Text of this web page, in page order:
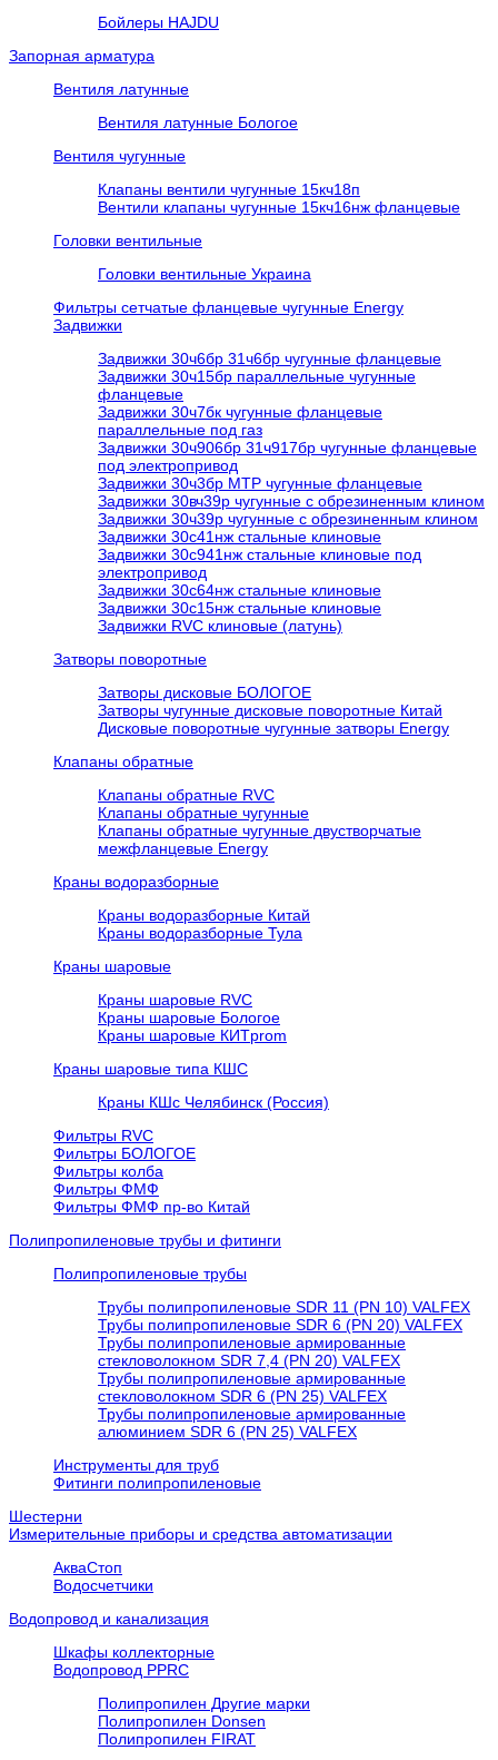
Бойлеры HAJDU
Запорная арматура
Вентиля латунные
Вентиля латунные Бологое
Вентиля чугунные
Клапаны вентили чугунные 15кч18п
Вентили клапаны чугунные 15кч16нж фланцевые
Головки вентильные
Головки вентильные Украина
Фильтры сетчатые фланцевые чугунные Energy
Задвижки
Задвижки 30ч6бр 31ч6бр чугунные фланцевые
Задвижки 30ч15бр параллельные чугунные
фланцевые
Задвижки 30ч7бк чугунные фланцевые
параллельные под газ
Задвижки 30ч906бр 31ч917бр чугунные фланцевые
под электропривод
Задвижки 30ч3бр МТР чугунные фланцевые
Задвижки 30вч39р чугунные с обрезиненным клином
Задвижки 30ч39р чугунные с обрезиненным клином
Задвижки 30с41нж стальные клиновые
Задвижки 30с941нж стальные клиновые под
электропривод
Задвижки 30с64нж стальные клиновые
Задвижки 30с15нж стальные клиновые
Задвижки RVC клиновые (латунь)
Затворы поворотные
Затворы дисковые БОЛОГОЕ
Затворы чугунные дисковые поворотные Китай
Дисковые поворотные чугунные затворы Energy
Клапаны обратные
Клапаны обратные RVC
Клапаны обратные чугунные
Клапаны обратные чугунные двустворчатые
межфланцевые Energy
Краны водоразборные
Краны водоразборные Китай
Краны водоразборные Тула
Краны шаровые
Краны шаровые RVC
Краны шаровые Бологое
Краны шаровые КИТprom
Краны шаровые типа КШС
Краны КШс Челябинск (Россия)
Фильтры RVC
Фильтры БОЛОГОЕ
Фильтры колба
Фильтры ФМФ
Фильтры ФМФ пр-во Китай
Полипропиленовые трубы и фитинги
Полипропиленовые трубы
Трубы полипропиленовые SDR 11 (PN 10) VALFEX
Трубы полипропиленовые SDR 6 (PN 20) VALFEX
Трубы полипропиленовые армированные
стекловолокном SDR 7,4 (PN 20) VALFEX
Трубы полипропиленовые армированные
стекловолокном SDR 6 (PN 25) VALFEX
Трубы полипропиленовые армированные
алюминием SDR 6 (PN 25) VALFEX
Инструменты для труб
Фитинги полипропиленовые
Шестерни
Измерительные приборы и средства автоматизации
АкваСтоп
Водосчетчики
Водопровод и канализация
Шкафы коллекторные
Водопровод PPRC
Полипропилен Другие марки
Полипропилен Donsen
Полипропилен FIRAT